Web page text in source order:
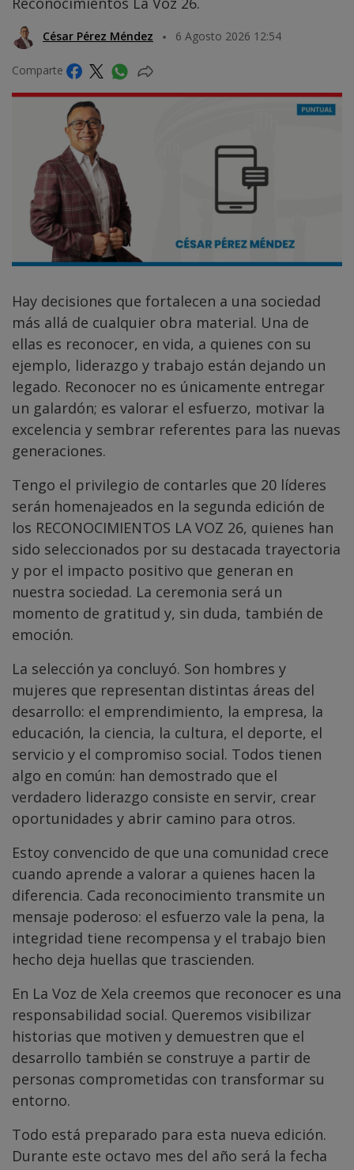
César Pérez Méndez 6 Agosto 2026 12:54
Comparte
Hay decisiones que fortalecen a una sociedad
más allá de cualquier obra material. Una de
ellas es reconocer, en vida, a quienes con su
ejemplo, liderazgo y trabajo están dejando un
legado. Reconocer no es únicamente entregar
un galardón; es valorar el esfuerzo, motivar la
excelencia y sembrar referentes para las nuevas
generaciones.
Tengo el privilegio de contarles que 20 líderes
serán homenajeados en la segunda edición de
los RECONOCIMIENTOS LA VOZ 26, quienes han
sido seleccionados por su destacada trayectoria
y por el impacto positivo que generan en
nuestra sociedad. La ceremonia será un
momento de gratitud y, sin duda, también de
emoción.
La selección ya concluyó. Son hombres y
mujeres que representan distintas áreas del
desarrollo: el emprendimiento, la empresa, la
educación, la ciencia, la cultura, el deporte, el
servicio y el compromiso social. Todos tienen
algo en común: han demostrado que el
verdadero liderazgo consiste en servir, crear
oportunidades y abrir camino para otros.
Estoy convencido de que una comunidad crece
cuando aprende a valorar a quienes hacen la
diferencia. Cada reconocimiento transmite un
mensaje poderoso: el esfuerzo vale la pena, la
integridad tiene recompensa y el trabajo bien
hecho deja huellas que trascienden.
En La Voz de Xela creemos que reconocer es una
responsabilidad social. Queremos visibilizar
historias que motiven y demuestren que el
desarrollo también se construye a partir de
personas comprometidas con transformar su
entorno.
Todo está preparado para esta nueva edición.
Durante este octavo mes del año será la fecha